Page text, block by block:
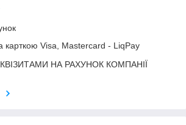
карткою Visa, Mastercard - LiqPay
НА РАХУНОК КОМПАНІЇ